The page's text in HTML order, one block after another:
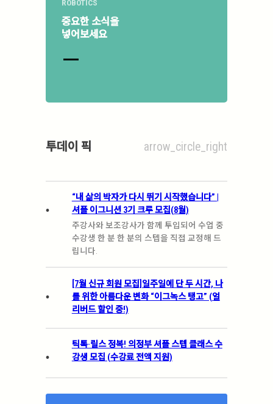
ROBOTICS
중요한 소식을
넣어보세요
투데이 픽 arrow_circle_right
.
“내 삶의 박자가 다시 뛰기 시작했습니다” |
셔플 이그니션 3기 크루 모집(8월)
주강사와 보조강사가 함께 투입되어 수업 중
수강생 한 분 한 분의 스텝을 직접 교정해 드
립니다.
.
[7월 신규 회원 모집]일주일에 단 두 시간, 나
를 위한 아름다운 변화 “이그녹스 탱고” (얼
리버드 할인 중!)
.
틱톡·릴스 정복! 의정부 셔플 스텝 클래스 수
강생 모집 (수강료 전액 지원)